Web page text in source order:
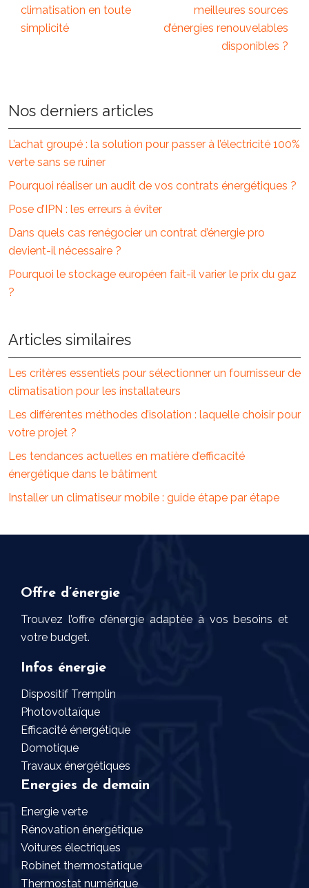
climatisation en toute
simplicité
meilleures sources
d’énergies renouvelables
disponibles ?
Nos derniers articles
L’achat groupé : la solution pour passer à l’électricité 100%
verte sans se ruiner
Pourquoi réaliser un audit de vos contrats énergétiques ?
Pose d’IPN : les erreurs à éviter
Dans quels cas renégocier un contrat d’énergie pro
devient-il nécessaire ?
Pourquoi le stockage européen fait-il varier le prix du gaz
?
Articles similaires
Les critères essentiels pour sélectionner un fournisseur de
climatisation pour les installateurs
Les différentes méthodes d’isolation : laquelle choisir pour
votre projet ?
Les tendances actuelles en matière d’efficacité
énergétique dans le bâtiment
Installer un climatiseur mobile : guide étape par étape
Offre d’énergie
Trouvez l’offre d’énergie adaptée à vos besoins et
votre budget.
Infos énergie
Dispositif Tremplin
Photovoltaïque
Efficacité énergétique
Domotique
Travaux énergétiques
Energies de demain
Energie verte
Rénovation énergétique
Voitures électriques
Robinet thermostatique
Thermostat numérique